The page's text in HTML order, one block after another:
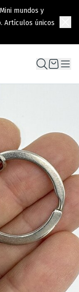
Mini mundos y
Artículos únicos